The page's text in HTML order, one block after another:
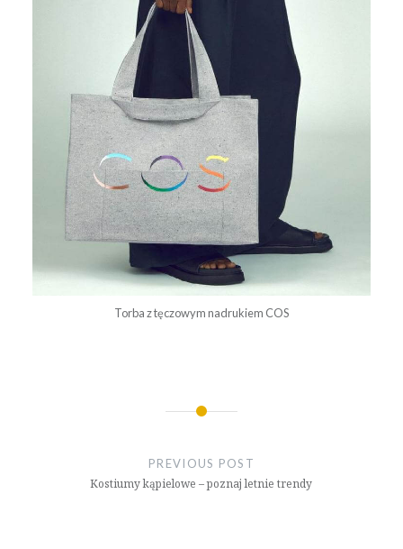
Torba z tęczowym nadrukiem COS
PREVIOUS POST
Kostiumy kąpielowe – poznaj letnie trendy